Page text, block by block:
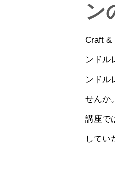
ン
Craft &
ンドル
ンドル
せんか。
講座で
してい